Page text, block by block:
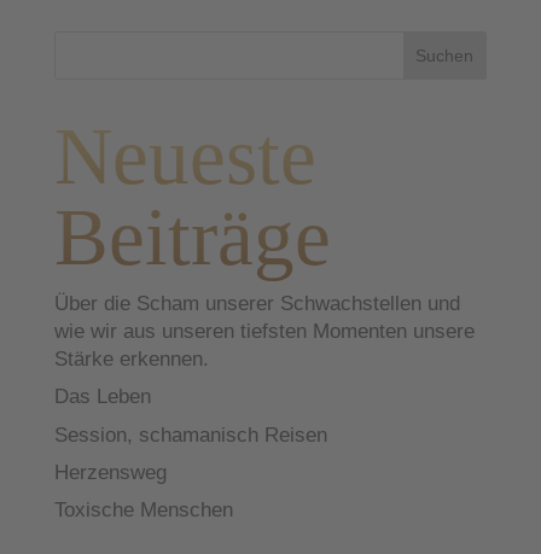
Suchen
Neueste
Beiträge
Über die Scham unserer Schwachstellen und
wie wir aus unseren tiefsten Momenten unsere
Stärke erkennen.
Das Leben
Session, schamanisch Reisen
Herzensweg
Toxische Menschen